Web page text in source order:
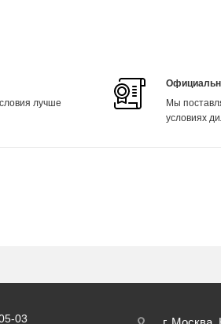
лучше
Мы
условиях
03